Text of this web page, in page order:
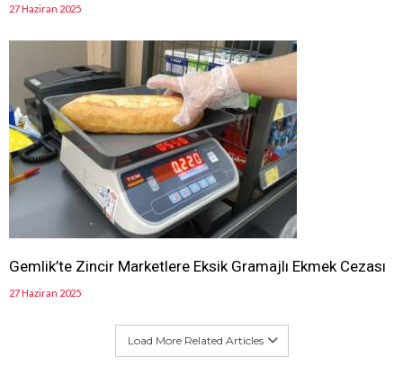
27 Haziran 2025
Gemlik’te Zincir Marketlere Eksik Gramajlı Ekmek Cezası
27 Haziran 2025
Load More Related Articles